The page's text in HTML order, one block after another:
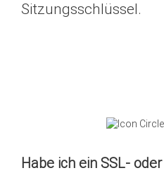
Sitzungsschlüssel.
Habe ich ein SSL-